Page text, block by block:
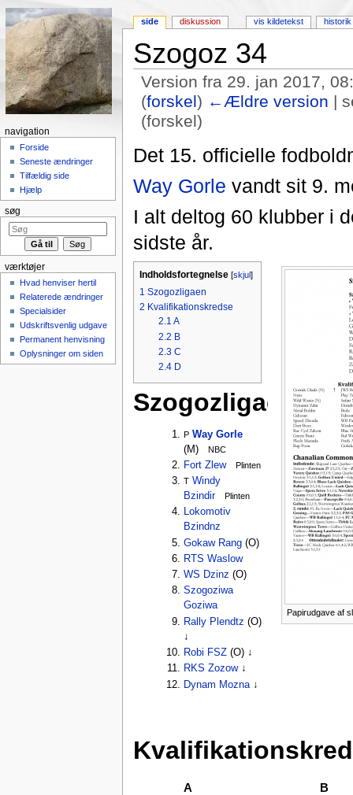
Szogoz 34
Version fra 29. jan 2017,
(forskel) ←Ældre version |
(forskel)
Det 15. officielle
Way Gorle vandt sit 9.
I alt deltog 60 klubber i
sidste år.
Papirudgave af
Indholdsfortegnelse[skjul]
1 Szogozligaen
2 Kvalifikationskredse
2.1 A
2.2 B
2.3 C
2.4 D
Szogozligaen
P Way Gorle
(M)
NBC
Fort Zlew
Plinten
T Windy
Bzindir
Plinten
Lokomotiv
Bzindnz
Gokaw Rang(O)
RTS Waslow
WS Dzinz (O)
Szogoziwa
Goziwa
Rally Plendtz (O)
↓
Robi FSZ(O) ↓
RKS Zozow↓
Dynam Mozna↓
A B
side diskussion vis kildetekst historik
navigation
Forside
Seneste ændringer
Tilfældig side
Hjælp
søg
værktøjer
Hvad henviser hertil
Relaterede ændringer
Specialsider
Udskriftsvenlig udgave
Permanent henvisning
Oplysninger om siden